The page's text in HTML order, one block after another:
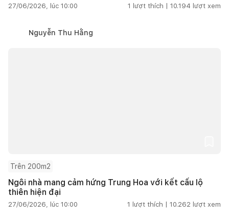
27/06/2026, lúc 10:00 1 lượt thích | 10.194 lượt xem
Nguyễn Thu Hằng
Trên 200m2
Ngôi nhà mang cảm hứng Trung Hoa với kết cấu lộ
thiên hiện đại
27/06/2026, lúc 10:00 1 lượt thích | 10.262 lượt xem